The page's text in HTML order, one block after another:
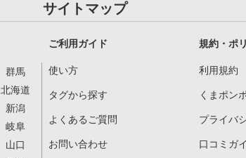
群馬
北海道
新潟
岐阜
山口
サイトマップ
ご利用ガイド
使い方
タグから探す
よくあるご質問
お問い合わせ
規約・ポ
利用規約
くまポン
プライバ
口コミガ